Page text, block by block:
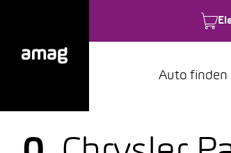
Auto finden